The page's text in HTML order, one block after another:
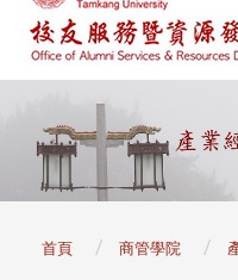
首頁 商管學院